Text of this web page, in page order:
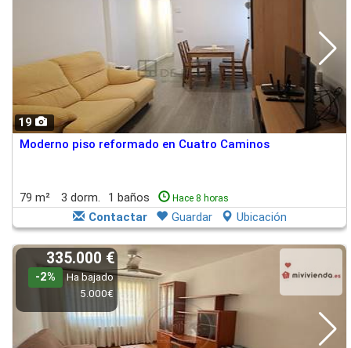
19
Moderno piso reformado en Cuatro Caminos
79 m² 3 dorm. 1 baños Hace 8 horas
Contactar Guardar Ubicación
335.000 €
-2%
Ha bajado
5.000€